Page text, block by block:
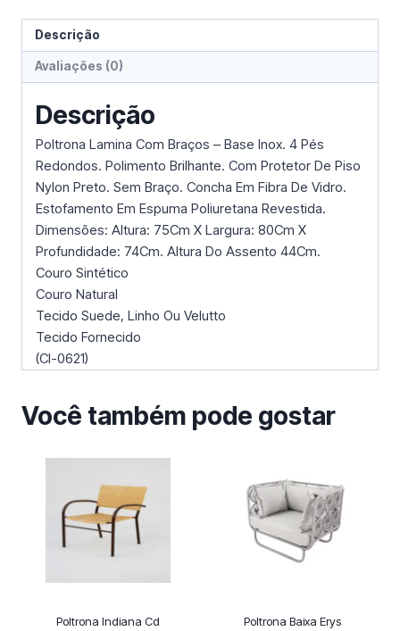
Descrição
Avaliações (0)
Descrição
Poltrona Lamina Com Braços – Base Inox. 4 Pés
Redondos. Polimento Brilhante. Com Protetor De Piso
Nylon Preto. Sem Braço. Concha Em Fibra De Vidro.
Estofamento Em Espuma Poliuretana Revestida.
Dimensões: Altura: 75Cm X Largura: 80Cm X
Profundidade: 74Cm. Altura Do Assento 44Cm.
Couro Sintético
Couro Natural
Tecido Suede, Linho Ou Velutto
Tecido Fornecido
(Cl-0621)
Você também pode gostar
Poltrona Indiana Cd Poltrona Baixa Erys